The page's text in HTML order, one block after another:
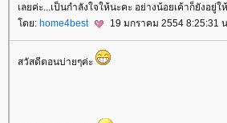
เลยค่ะ...เป็นกำลังใจให้นะคะ อย่างน้อยเค้าก็ยังอยู่ใ
ดย: home4best 19 มกราคม 2554 8:25:31 น.
สวัสดีตอนบ่ายๆค่ะ